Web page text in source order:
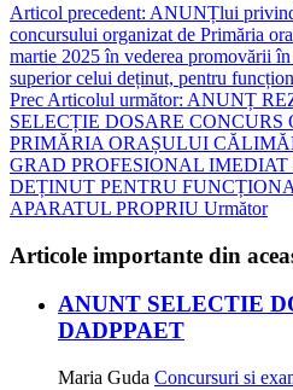
Articol precedent: ANUNȚlui
concursului organizat de Primăria
martie 2025 în vederea promovării
superior celui deținut, pentru
Prec Articolul următor: ANUNȚ
SELECȚIE DOSARE CONCURS
PRIMĂRIA ORAȘULUI
GRAD PROFESIONAL
DEȚINUT PENTRU
APARATUL PROPRIU Următor
Articole importante din
ANUNT SELECTIE
DADPPAET
Maria Guda Concursuri si